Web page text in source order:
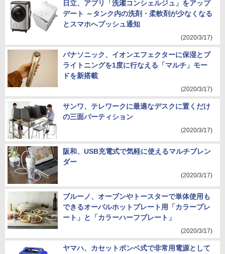
日立、アプリ「洗濯コンシェルジュ」をアップ
デート ～タンク内の洗剤・柔軟剤が少なくなる
とスマホへプッシュ通知
(2020/3/17)
パナソニック、イオンエフェクターに保湿とブ
ライトニングを1度に行なえる「マルチ」モー
ドを新搭載
(2020/3/17)
サンワ、テレワークに最適なデスクに置くだけ
の三面パーティション
(2020/3/17)
阪和、USB充電式で気軽に使えるマルチブレン
ダー
(2020/3/17)
ブルーノ、オーブンやトースターで単体使用も
できるオーバルホットプレート用「カラープレ
ート」と「カラーハーフプレート」
(2020/3/17)
ヤマハ、カセットボンベ式で非常用電源として